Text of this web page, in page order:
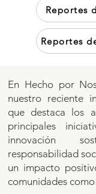
Reportes
Reportes
En Hecho por
nuestro reciente
que destaca los
principales
innovación
responsabilidad
un impacto
comunidades